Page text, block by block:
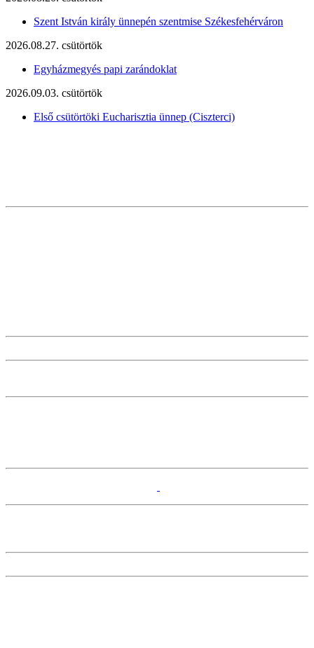
Szent István király ünnepén szentmise Székesfehérváron
2026.08.27. csütörtök
Egyházmegyés papi zarándoklat
2026.09.03. csütörtök
Első csütörtöki Eucharisztia ünnep (Ciszterci)